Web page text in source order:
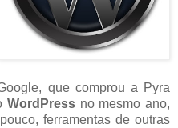
que comprou a Pyra
WordPressno mesmo ano,
ferramentas de outras